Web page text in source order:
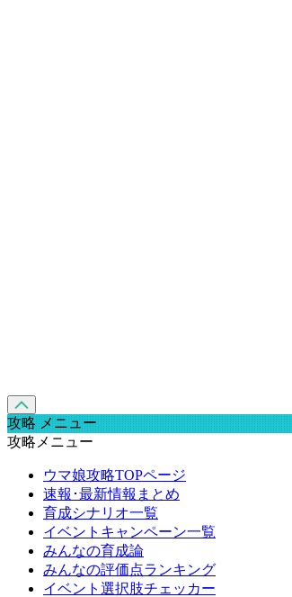
攻略 メニュー
攻略メニュー
ウマ娘攻略TOPページ
速報･最新情報まとめ
育成シナリオ一覧
イベントキャンペーン一覧
みんなの育成論
みんなの評価点ランキング
イベント選択肢チェッカー